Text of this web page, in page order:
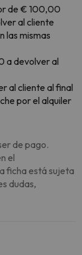
de € 100,00
al cliente
las mismas
a devolver al
al cliente al final
por el alquiler
de pago.
el
ficha está sujeta
dudas,